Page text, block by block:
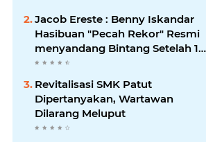
Jacob Ereste : Benny Iskandar
Hasibuan "Pecah Rekor" Resmi
menyandang Bintang Setelah 14
Tahun Ngejokrok Berpangjat
Kombes
Revitalisasi SMK Patut
Dipertanyakan, Wartawan
Dilarang Meluput